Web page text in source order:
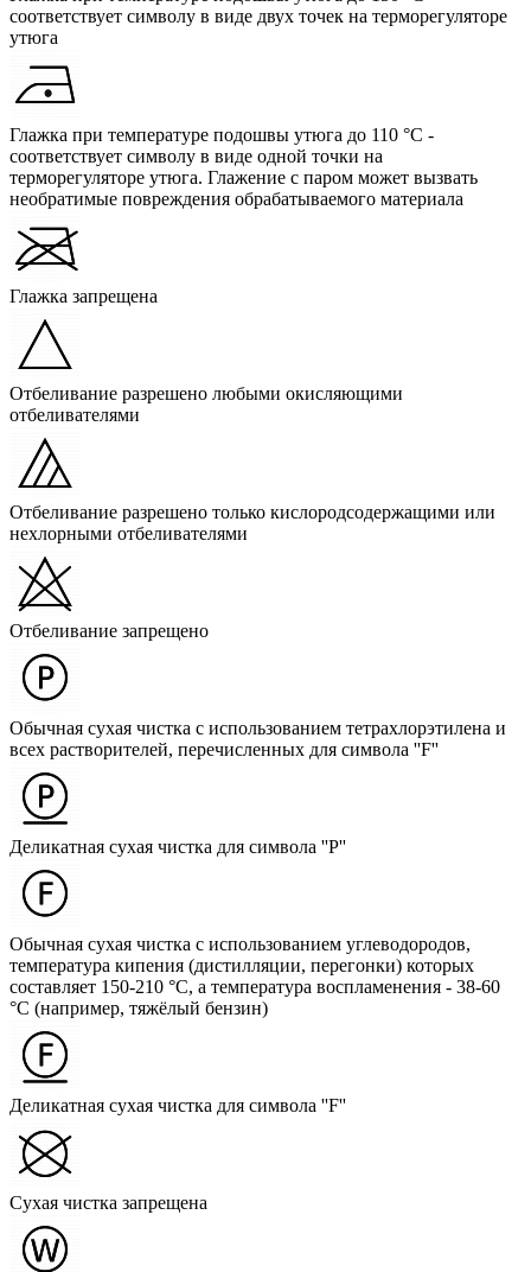
соответствует символу в виде двух точек на терморегуляторе
утюга
Глажка при температуре подошвы утюга до 110 °C -
соответствует символу в виде одной точки на
терморегуляторе утюга. Глажение с паром может вызвать
необратимые повреждения обрабатываемого материала
Глажка запрещена
Отбеливание разрешено любыми окисляющими
отбеливателями
Отбеливание разрешено только кислородсодержащими или
нехлорными отбеливателями
Отбеливание запрещено
Обычная сухая чистка с использованием тетрахлорэтилена и
всех растворителей, перечисленных для символа ''F''
Деликатная сухая чистка для символа ''P''
Обычная сухая чистка с использованием углеводородов,
температура кипения (дистилляции, перегонки) которых
составляет 150-210 °C, а температура воспламенения - 38-60
°C (например, тяжёлый бензин)
Деликатная сухая чистка для символа ''F''
Сухая чистка запрещена